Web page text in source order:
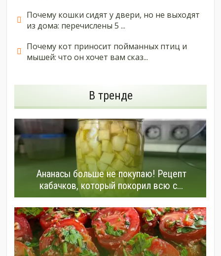
Почему кошки сидят у двери, но не выходят
из дома: перечислены 5 ...
Почему кот приносит пойманных птиц и
мышей: что он хочет вам сказ...
В тренде
Ананасы больше не покупаю! Рецепт
кабачков, который покорил всю с...